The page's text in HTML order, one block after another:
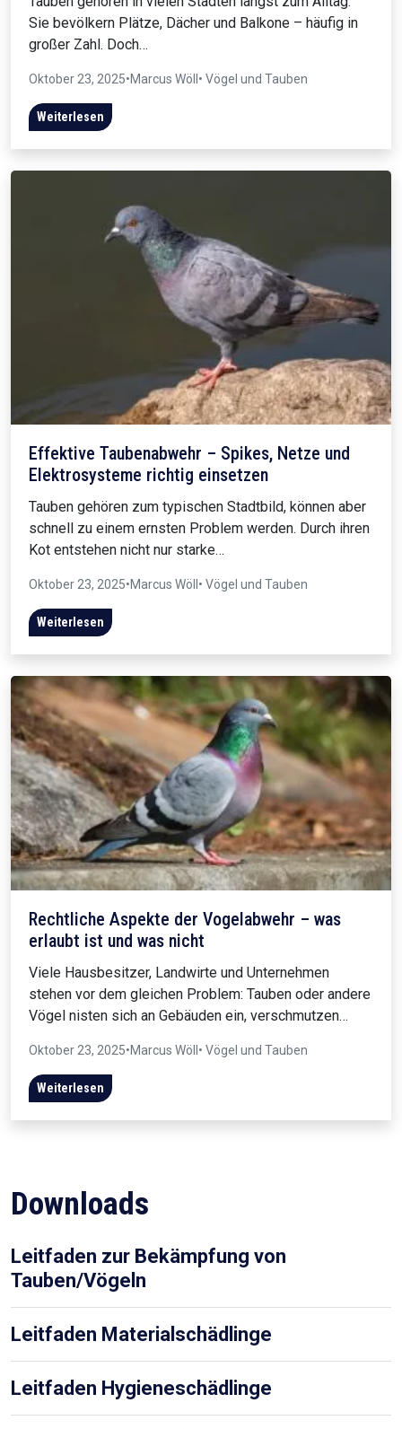
Sie bevölkern Plätze, Dächer und Balkone – häufig in
großer Zahl. Doch…
Oktober 23, 2025•Marcus Wöll • Vögel und Tauben
Weiterlesen
Effektive Taubenabwehr – Spikes, Netze und
Elektrosysteme richtig einsetzen
Tauben gehören zum typischen Stadtbild, können aber
schnell zu einem ernsten Problem werden. Durch ihren
Kot entstehen nicht nur starke…
Oktober 23, 2025•Marcus Wöll • Vögel und Tauben
Weiterlesen
Rechtliche Aspekte der Vogelabwehr – was
erlaubt ist und was nicht
Viele Hausbesitzer, Landwirte und Unternehmen
stehen vor dem gleichen Problem: Tauben oder andere
Vögel nisten sich an Gebäuden ein, verschmutzen…
Oktober 23, 2025•Marcus Wöll • Vögel und Tauben
Weiterlesen
Downloads
Leitfaden zur Bekämpfung von
Tauben/Vögeln
Leitfaden Materialschädlinge
Leitfaden Hygieneschädlinge